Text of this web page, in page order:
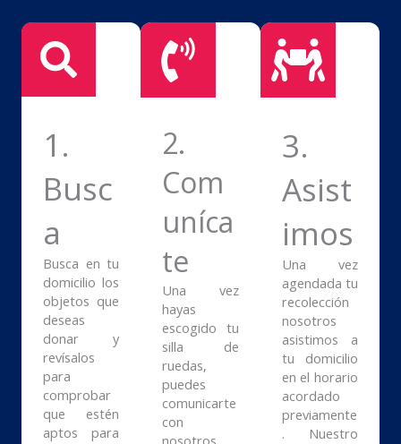
1.
Busc
a
Busca en tu
domicilio los
objetos que
deseas
donar y
revísalos
para
comprobar
que estén
aptos para
2.
Com
uníca
te
Una vez
hayas
escogido tu
silla de
ruedas,
puedes
comunicarte
con
nosotros
3.
Asist
imos
Una vez
agendada tu
recolección
nosotros
asistimos a
tu domicilio
en el horario
acordado
previamente
. Nuestro